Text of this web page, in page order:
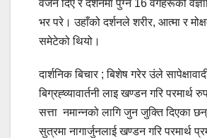
वजन दिए र दर्शनमा पुग्न 16 वर्गहरूको
भर परे। उहाँको दर्शनले शरीर, आत्मा र
समेटेको थियो।
दार्शनिक बिचार ; बिशेष गरेर उंले
बिग्रह्व्यावार्तनी लाइ खण्डन गरि परमार्थ
सत्ता नमान्नको लागि जुन जुक्ति दिएका
सुत्रमा नागार्जुनलाई खण्डन गरि परमार्थ